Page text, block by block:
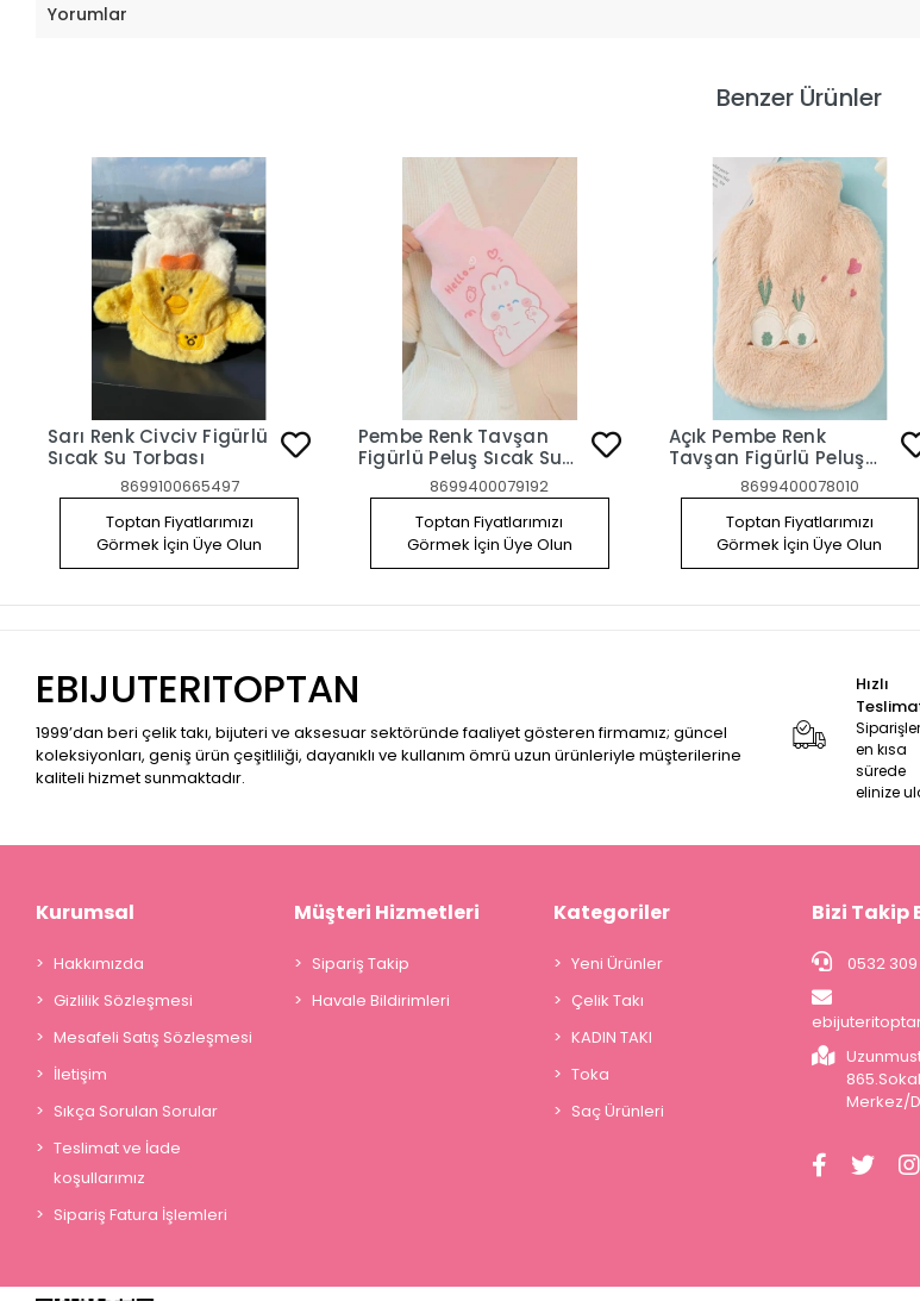
Yorumlar
Benzer Ürünler
Sarı Renk Civciv Figürlü
Sıcak Su Torbası
8699100665497
Toptan Fiyatlarımızı
Görmek İçin Üye Olun
Pembe Renk Tavşan
Figürlü Peluş Sıcak Su
Torbası8699400079192
Toptan Fiyatlarımızı
Görmek İçin Üye Olun
Açık Pembe Renk
Tavşan Figürlü Peluş
Sıcak Su Torbası
8699400078010
Toptan Fiyatlarımızı
Görmek İçin Üye Olun
EBIJUTERITOPTAN
1999’dan beri çelik takı, bijuteri ve aksesuar sektöründe faaliyet gösteren firmamız; güncel
koleksiyonları, geniş ürün çeşitliliği, dayanıklı ve kullanım ömrü uzun ürünleriyle müşterilerine
kaliteli hizmet sunmaktadır.
Hızlı
en kısa
sürede
elinize
Kurumsal
Hakkımızda
Gizlilik Sözleşmesi
Mesafeli Satış Sözleşmesi
İletişim
Sıkça Sorulan Sorular
Teslimat ve İade
koşullarımız
Sipariş Fatura İşlemleri
Müşteri Hizmetleri
Sipariş Takip
Havale Bildirimleri
Kategoriler
Yeni Ürünler
Çelik Takı
KADIN TAKI
Toka
Saç Ürünleri
Bizi Takip
0532 309
Merkez/